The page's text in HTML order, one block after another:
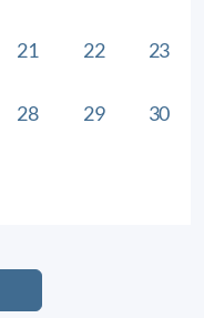
21 22 23
28 29 30